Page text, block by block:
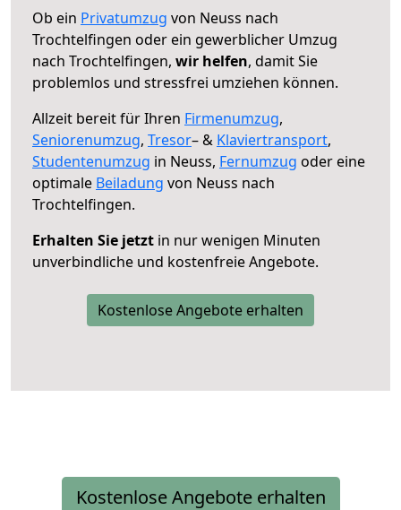
Ob ein Privatumzug von Neuss nach
Trochtelfingen oder ein gewerblicher Umzug
nach Trochtelfingen, wir helfen, damit Sie
problemlos und stressfrei umziehen können.
Allzeit bereit für Ihren Firmenumzug,
Seniorenumzug, Tresor– & Klaviertransport,
Studentenumzug in Neuss, Fernumzug oder eine
optimale Beiladung von Neuss nach
Trochtelfingen.
Erhalten Sie jetzt in nur wenigen Minuten
unverbindliche und kostenfreie Angebote.
Kostenlose Angebote erhalten
Kostenlose Angebote erhalten